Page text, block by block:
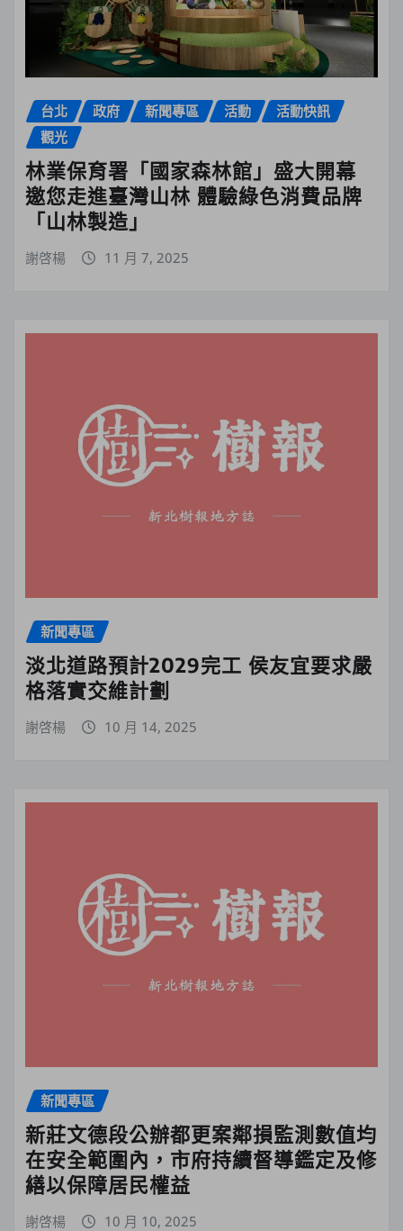
台北 政府 新聞專區 活動
活動快訊
觀光
林業保育署「國家森林館」盛大開幕
邀您走進臺灣山林 體驗綠色消費品牌
「山林製造」
謝啓楊 11 月 7, 2025
新聞專區
淡北道路預計2029完工 侯友宜要求嚴
格落實交維計劃
謝啓楊 10 月 14, 2025
新聞專區
新莊文德段公辦都更案鄰損監測數值均
在安全範圍內，市府持續督導鑑定及修
繕以保障居民權益
謝啓楊 10 月 10, 2025